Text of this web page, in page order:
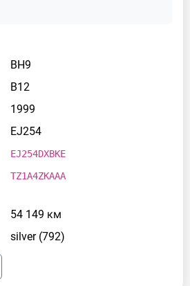
BH9
B12
1999
EJ254
EJ254DXBKE
TZ1A4ZKAAA
54 149 км
silver (792)